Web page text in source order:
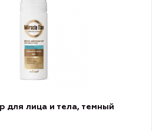
для лица и тела, темный